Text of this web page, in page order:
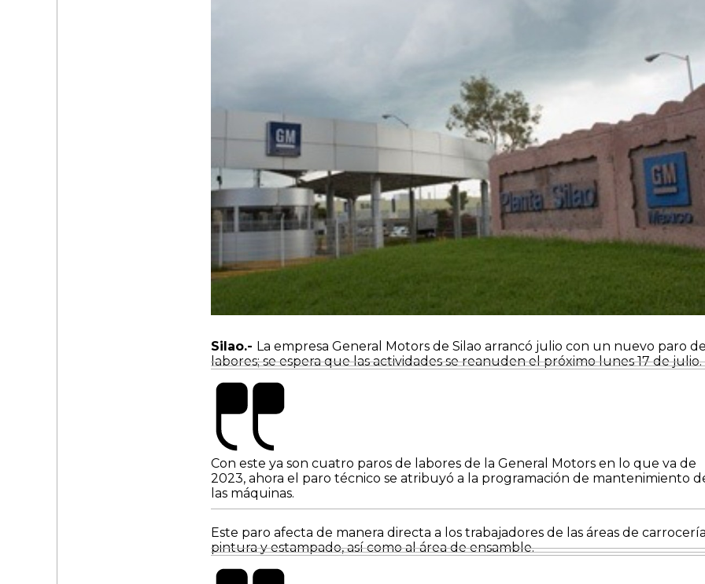
Silao.- La empresa General Motors de Silao arrancó julio con un nuevo paro de
labores; se espera que las actividades se reanuden el próximo lunes 17 de julio.
Con este ya son cuatro paros de labores de la General Motors en lo que va de
2023, ahora el paro técnico se atribuyó a la programación de mantenimiento
las máquinas.
Este paro afecta de manera directa a los trabajadores de las áreas de
pintura y estampado, así como al área de ensamble.